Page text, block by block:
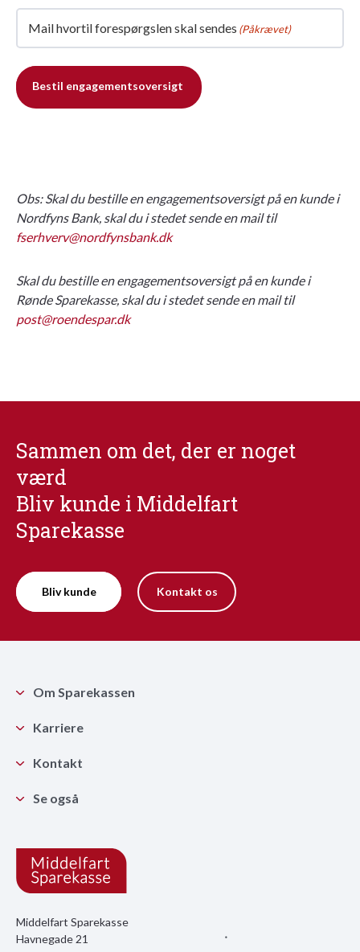
Mail hvortil forespørgslen skal sendes (Påkrævet)
Bestil engagementsoversigt
Obs: Skal du bestille en engagementsoversigt på en kunde i
Nordfyns Bank, skal du i stedet sende en mail til
fserhverv@nordfynsbank.dk
Skal du bestille en engagementsoversigt på en kunde i
Rønde Sparekasse, skal du i stedet sende en mail til
post@roendespar.dk
Sammen om det, der er noget
værd
Bliv kunde i Middelfart
Sparekasse
Bliv kunde Kontakt os
Middelfart Sparekasse
Havnegade 21
Om Sparekassen
Karriere
Kontakt
Se også